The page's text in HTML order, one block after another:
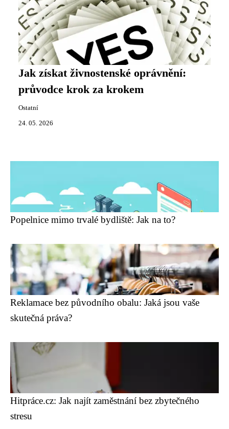
Jak získat živnostenské oprávnění:
průvodce krok za krokem
Ostatní
24. 05. 2026
Popelnice mimo trvalé bydliště: Jak na to?
Reklamace bez původního obalu: Jaká jsou vaše
skutečná práva?
Hitpráce.cz: Jak najít zaměstnání bez zbytečného
stresu